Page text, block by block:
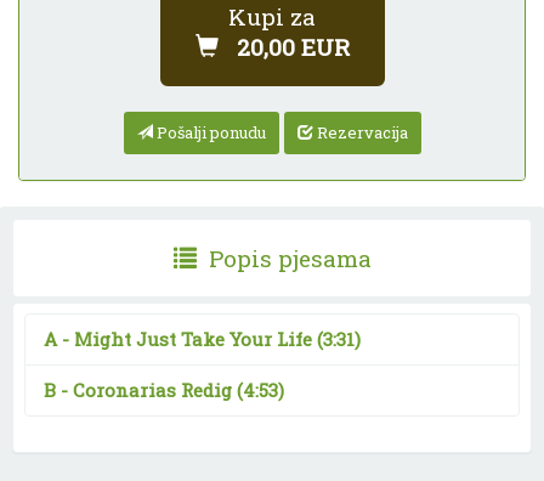
Kupi za
20,00 EUR
Pošalji ponudu Rezervacija
Popis pjesama
A - Might Just Take Your Life (3:31)
B - Coronarias Redig (4:53)